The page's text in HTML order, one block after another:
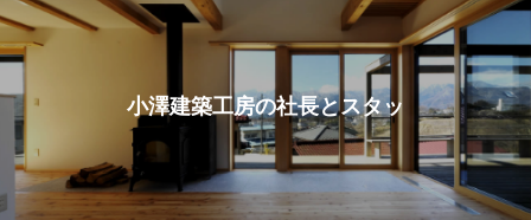
建 築工房の社長とスタッフのブ ログ